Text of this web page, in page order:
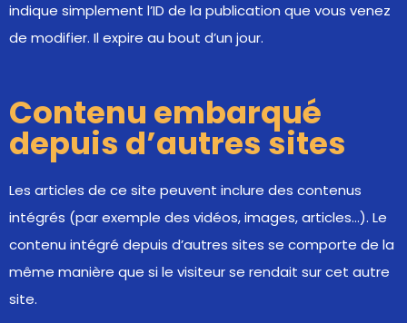
indique simplement l’ID de la publication que vous venez
de modifier. Il expire au bout d’un jour.
Contenu embarqué
depuis d’autres sites
Les articles de ce site peuvent inclure des contenus
intégrés (par exemple des vidéos, images, articles…). Le
contenu intégré depuis d’autres sites se comporte de la
même manière que si le visiteur se rendait sur cet autre
site.